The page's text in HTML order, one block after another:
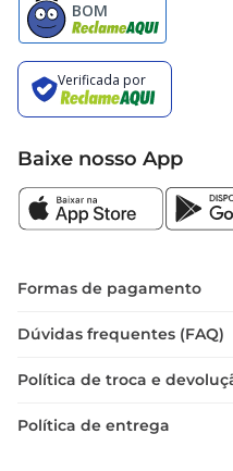
Baixe nosso App
Formas de pagamento
Dúvidas frequentes (FAQ)
Política de troca e
Política de entrega